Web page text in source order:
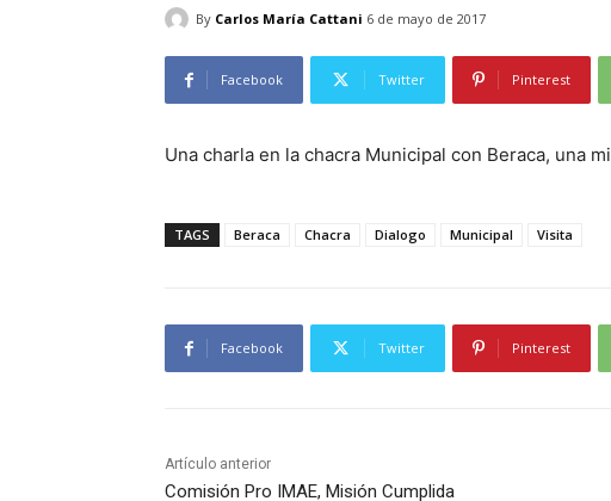
By Carlos María Cattani 6 de mayo de 2017
Facebook Twitter Pinterest
Una charla en la chacra Municipal con Beraca, una
TAGS Beraca Chacra Dialogo Municipal Visita
Facebook Twitter Pinterest
Artículo anterior
Comisión Pro IMAE, Misión Cumplida